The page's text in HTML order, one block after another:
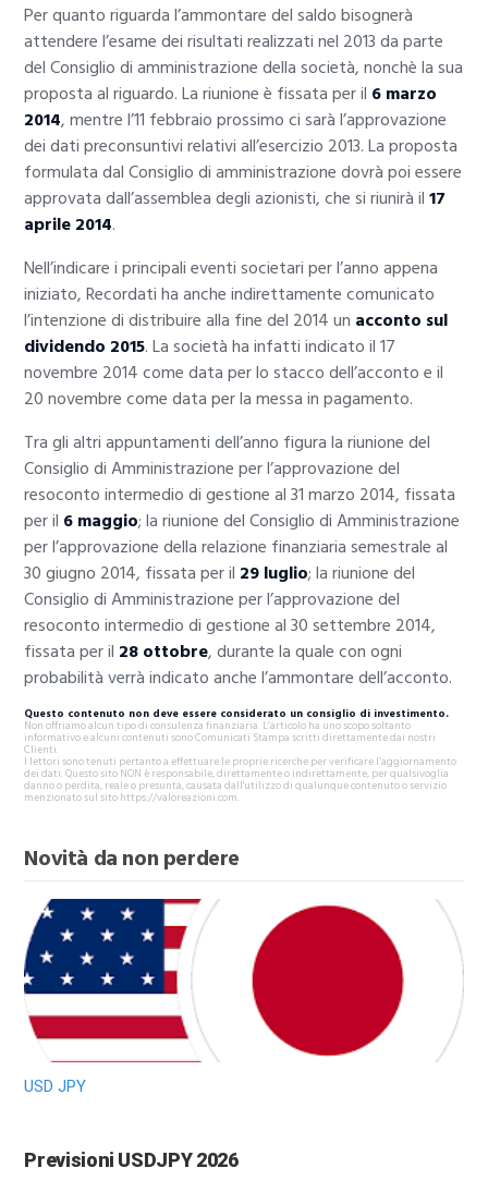
Per quanto riguarda l’ammontare del saldo bisognerà
attendere l’esame dei risultati realizzati nel 2013 da parte
del Consiglio di amministrazione della società, nonchè la sua
proposta al riguardo. La riunione è fissata per il 6 marzo
2014, mentre l’11 febbraio prossimo ci sarà l’approvazione
dei dati preconsuntivi relativi all’esercizio 2013. La proposta
formulata dal Consiglio di amministrazione dovrà poi essere
approvata dall’assemblea degli azionisti, che si riunirà il17
aprile 2014.
Nell’indicare i principali eventi societari per l’anno appena
iniziato, Recordati ha anche indirettamente comunicato
l’intenzione di distribuire alla fine del 2014 un acconto sul
dividendo 2015. La società ha infatti indicato il 17
novembre 2014 come data per lo stacco dell’acconto e il
20 novembre come data per la messa in pagamento.
Tra gli altri appuntamenti dell’anno figura la riunione del
Consiglio di Amministrazione per l’approvazione del
resoconto intermedio di gestione al 31 marzo 2014, fissata
per il 6 maggio;la riunione del Consiglio di Amministrazione
per l’approvazione della relazione finanziaria semestrale al
30 giugno 2014, fissata per il 29 luglio; la riunione del
Consiglio di Amministrazione per l’approvazione del
resoconto intermedio di gestione al 30 settembre 2014,
fissata per il 28 ottobre, durante la quale con ogni
probabilità verrà indicato anche l’ammontare dell’acconto.
Questo contenuto non deve essere considerato un consiglio di investimento.
Non offriamo alcun tipo di consulenza finanziaria. L’articolo ha uno scopo soltanto
informativo e alcuni contenuti sono Comunicati Stampa scritti direttamente dai nostri
Clienti.
I lettori sono tenuti pertanto a effettuare le proprie ricerche per verificare l’aggiornamento
dei dati. Questo sito NON è responsabile, direttamente o indirettamente, per qualsivoglia
danno o perdita, reale o presunta, causata dall'utilizzo di qualunque contenuto o servizio
menzionato sul sito https://valoreazioni.com.
Novità da non perdere
USD JPY
Previsioni USDJPY 2026